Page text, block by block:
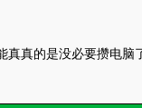
真真的是没必要攒电脑